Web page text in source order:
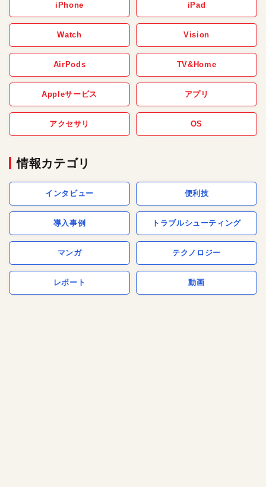
iPhone iPad
Watch Vision
AirPods TV&Home
Appleサービス アプリ
アクセサリ OS
情報カテゴリ
インタビュー 便利技
導入事例 トラブルシューティング
マンガ テクノロジー
レポート 動画